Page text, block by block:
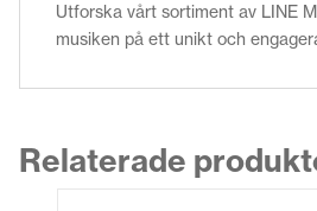
Utforska vårt sortiment av LINE
musiken på ett unikt och
Relaterade